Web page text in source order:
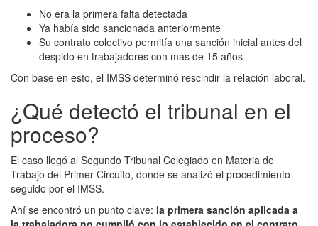
No era la primera falta detectada
Ya había sido sancionada anteriormente
Su contrato colectivo permitía una sanción inicial antes del
despido en trabajadores con más de 15 años
Con base en esto, el IMSS determinó rescindir la relación laboral.
¿Qué detectó el tribunal en el
proceso?
El caso llegó al Segundo Tribunal Colegiado en Materia de
Trabajo del Primer Circuito, donde se analizó el procedimiento
seguido por el IMSS.
Ahí se encontró un punto clave: la primera sanción aplicada a